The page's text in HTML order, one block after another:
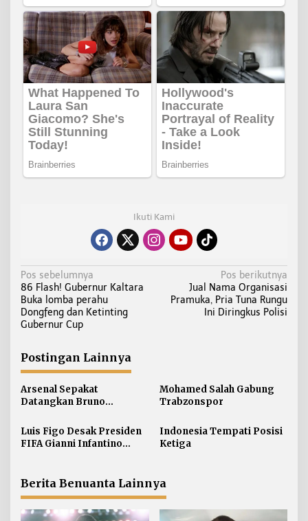
Ikuti Kami
N
a
v
i
a
s
i
p
o
s
Pos sebelumnya
86 Flash! Gubernur Kaltara
Buka lomba perahu
Dongfeng dan Ketinting
Gubernur Cup
Pos berikutnya
Jual Nama Organisasi
Pramuka, Pria Tuna Rungu
Ini Diringkus Polisi
Postingan Lainnya
Arsenal Sepakat
Datangkan Bruno
Mohamed Salah Gabung
Trabzonspor
Luis Figo Desak Presiden
FIFA Gianni Infantino
Indonesia Tempati Posisi
Ketiga
Berita Benuanta Lainnya